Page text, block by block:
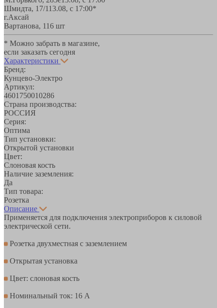
Шмидта, 17/113.08, с 17:00*
г.Аксай
Вартанова, 116 шт
* Можно забрать в магазине,
если заказать сегодня
Характеристики
Бренд:
Кунцево-Электро
Артикул:
4601750010286
Страна производства:
РОССИЯ
Серия:
Оптима
Тип установки:
Открытой установки
Цвет:
Слоновая кость
Наличие заземления:
Да
Тип товара:
Розетка
Описание
Применяется для подключения электроприборов к силовой
электрической сети.
Розетка двухместная с заземлением
Открытая установка
Цвет: слоновая кость
Номинальный ток: 16 А